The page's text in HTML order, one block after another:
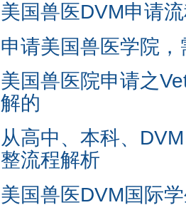
美国兽医DVM申请
申请美国兽医学院
美国兽医院申请之
解的
从高中、本科、
整流程解析
美国兽医DVM国际